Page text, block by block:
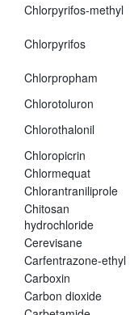
Chlorpyrifos-methyl
Chlorpyrifos
Chlorpropham
Chlorotoluron
Chlorothalonil
Chloropicrin
Chlormequat
Chlorantraniliprole
Chitosan
hydrochloride
Cerevisane
Carfentrazone-ethyl
Carboxin
Carbon dioxide